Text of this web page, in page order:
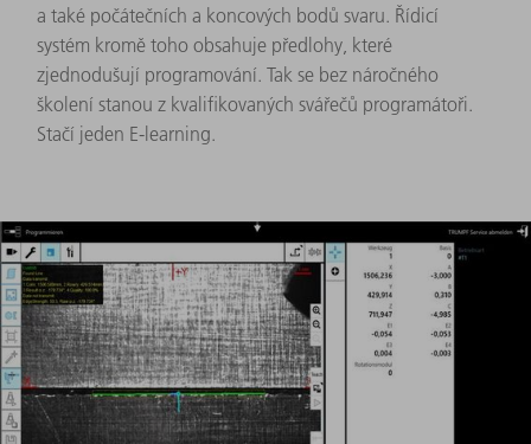
a také počátečních a koncových bodů svaru. Řídicí
systém kromě toho obsahuje předlohy, které
zjednodušují programování. Tak se bez náročného
školení stanou z kvalifikovaných svářečů programátoři.
Stačí jeden E-learning.